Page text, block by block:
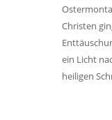
Christen
ein Licht
heiligen